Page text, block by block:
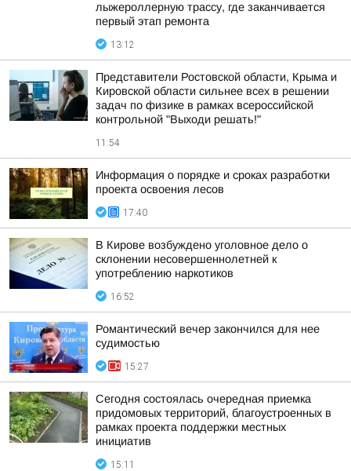
лыжероллерную трассу, где заканчивается
первый этап ремонта
13:12
Представители Ростовской области, Крыма и
Кировской области сильнее всех в решении
задач по физике в рамках всероссийской
контрольной "Выходи решать!"
11:54
Информация о порядке и сроках разработки
проекта освоения лесов
17:40
В Кирове возбуждено уголовное дело о
склонении несовершеннолетней к
употреблению наркотиков
16:52
Романтический вечер закончился для нее
судимостью
15:27
Сегодня состоялась очередная приемка
придомовых территорий, благоустроенных в
рамках проекта поддержки местных
инициатив
15:11